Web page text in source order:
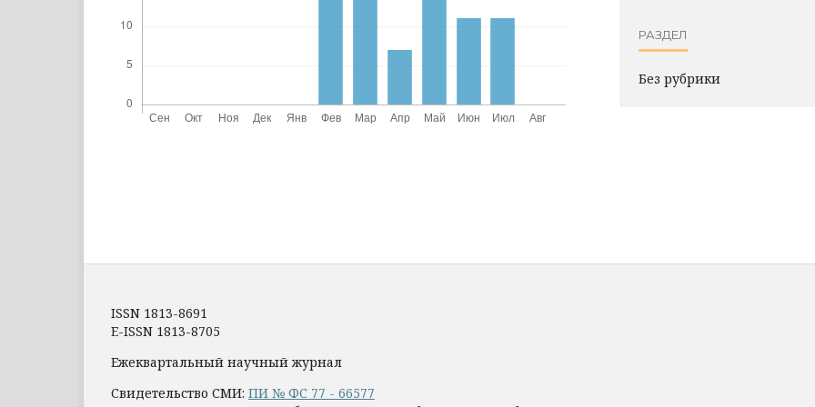
РАЗДЕЛ
Без рубрики
ISSN 1813-8691
E-ISSN 1813-8705
Ежеквартальный научный журнал
Свидетельство СМИ: ПИ № ФС 77 - 66577